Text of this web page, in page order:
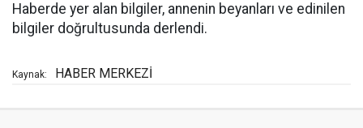
Haberde yer alan bilgiler, annenin beyanları ve edinilen
bilgiler doğrultusunda derlendi.
Kaynak: HABER MERKEZİ